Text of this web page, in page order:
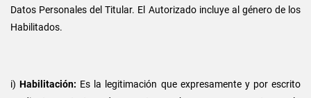
Datos Personales del Titular. El Autorizado incluye al género de los
Habilitados.
i)Habilitación: Es la legitimación que expresamente y por escrito